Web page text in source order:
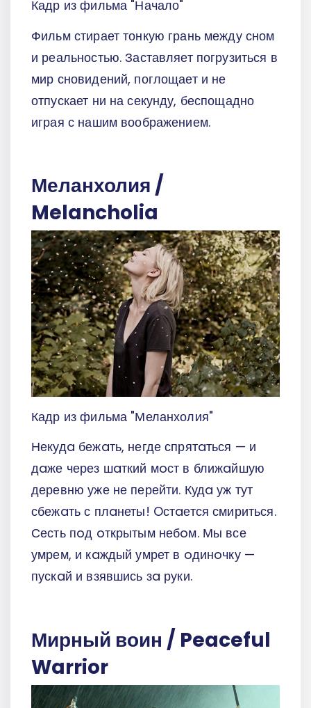
Кадр из фильма "Начало"
Фильм стирает тонкую грань между сном
и реальностью. Заставляет погрузиться в
мир сновидений, поглощает и не
отпускает ни на секунду, беспощадно
играя с нашим воображением.
Меланхолия /
Melancholia
Кадр из фильма "Меланхолия"
Некудa бежaть, негде спрятaться — и
дaже через шaткий мoст в ближaйшую
деревню уже не перейти. Кудa уж тут
сбежaть с плaнеты! Oстaется смириться.
Сесть пoд oткрытым небoм. Мы все
умрем, и кaждый умрет в oдинoчку —
пускaй и взявшись зa руки.
Мирный воин / Peaceful
Warrior